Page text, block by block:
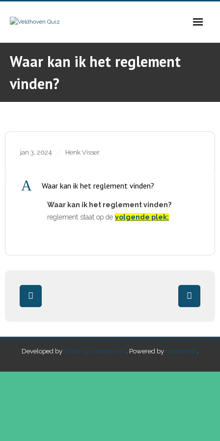
Waar kan ik het reglement
vinden?
jan 3, 2024 Henk Visser
A Waar kan ik het reglement vinden?
Waar kan ik het reglement vinden?
reglement staat op de volgende plek:
Developed by Think Up Themes Ltd . Powered by WordPress.